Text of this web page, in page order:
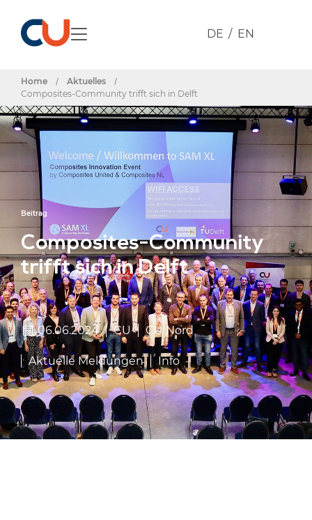
DE EN
Home / Aktuelles
/
Composites-Community trifft sich in Delft
Beitrag
Composites-Community
trifft sich in Delft
06.06.2024 CU CU Nord
Aktuelle Meldungen Info